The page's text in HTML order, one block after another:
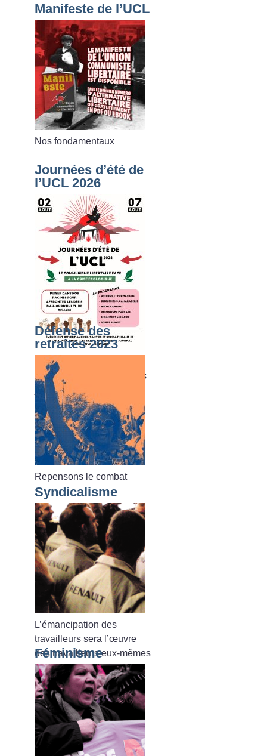
Manifeste de l’UCL
Nos fondamentaux
Journées d’été de
l’UCL 2026
Du dimanche 02 août au
vendredi 07 août 2026, les
journées d’été de l’UCL
Défense des
retraites 2023
Repensons le combat
Syndicalisme
L’émancipation des
travailleurs sera l’œuvre
des travailleurs eux-mêmes
Féminisme